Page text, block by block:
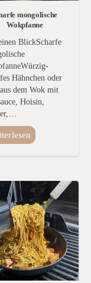
mongolische
Wokpfanne
BlickScharfe
Hähnchen oder
dem Wok mit
Hoisin,